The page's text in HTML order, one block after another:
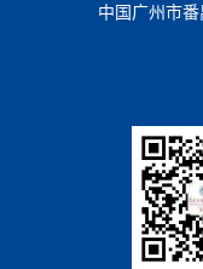
中国广州市番禺